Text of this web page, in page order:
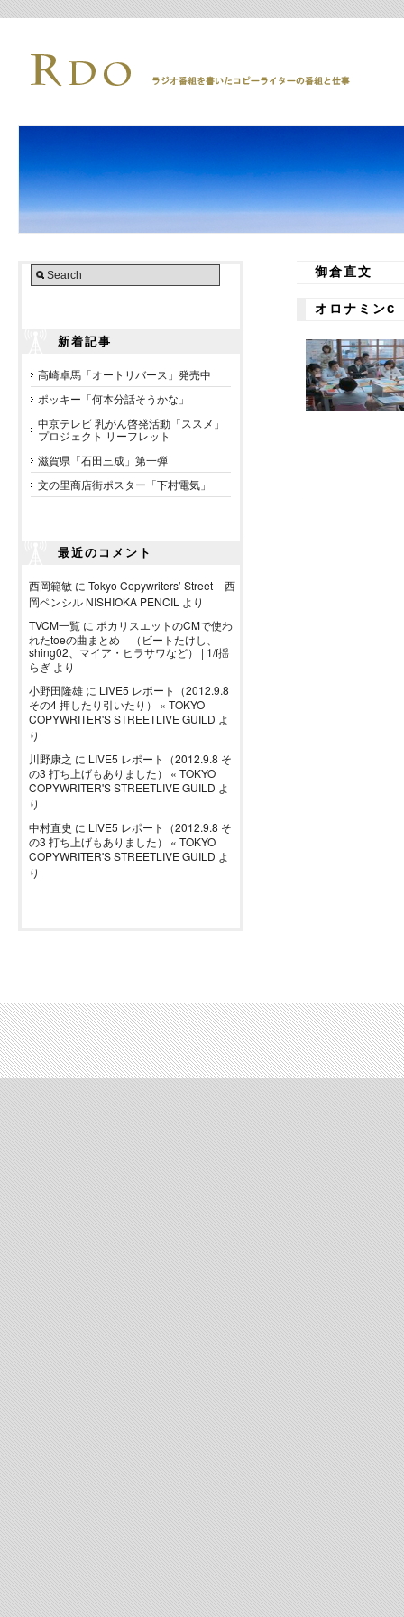
新着記事
高崎卓馬「オートリバース」発売中
ポッキー「何本分話そうかな」
中京テレビ 乳がん啓発活動「ススメ」
プロジェクト リーフレット
滋賀県「石田三成」第一弾
文の里商店街ポスター「下村電気」
最近のコメント
西岡範敏 に Tokyo Copywriters’ Street – 西
岡ペンシル NISHIOKA PENCIL より
TVCM一覧 に ポカリスエットのCMで使わ
れたtoeの曲まとめ （ビートたけし、
shing02、マイア・ヒラサワなど） | 1/f揺
らぎ より
小野田隆雄 に LIVE5 レポート（2012.9.8
その4 押したり引いたり） « TOKYO
COPYWRITER'S STREETLIVE GUILD よ
り
川野康之 に LIVE5 レポート（2012.9.8 そ
の3 打ち上げもありました） « TOKYO
COPYWRITER'S STREETLIVE GUILD よ
り
中村直史 に LIVE5 レポート（2012.9.8 そ
の3 打ち上げもありました） « TOKYO
COPYWRITER'S STREETLIVE GUILD よ
り
御倉直文
オロナミンC